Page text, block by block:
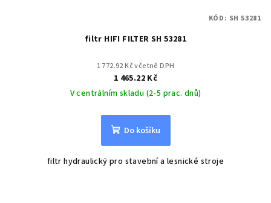
filtr HIFI FILTER SH 53281
1 772.92 Kč včetně DPH
1 465.22 Kč
V centrálním skladu (2-5 prac. dnů)
Do košíku
filtr hydraulický pro stavební a lesnické stroje
KÓD: SH 53281